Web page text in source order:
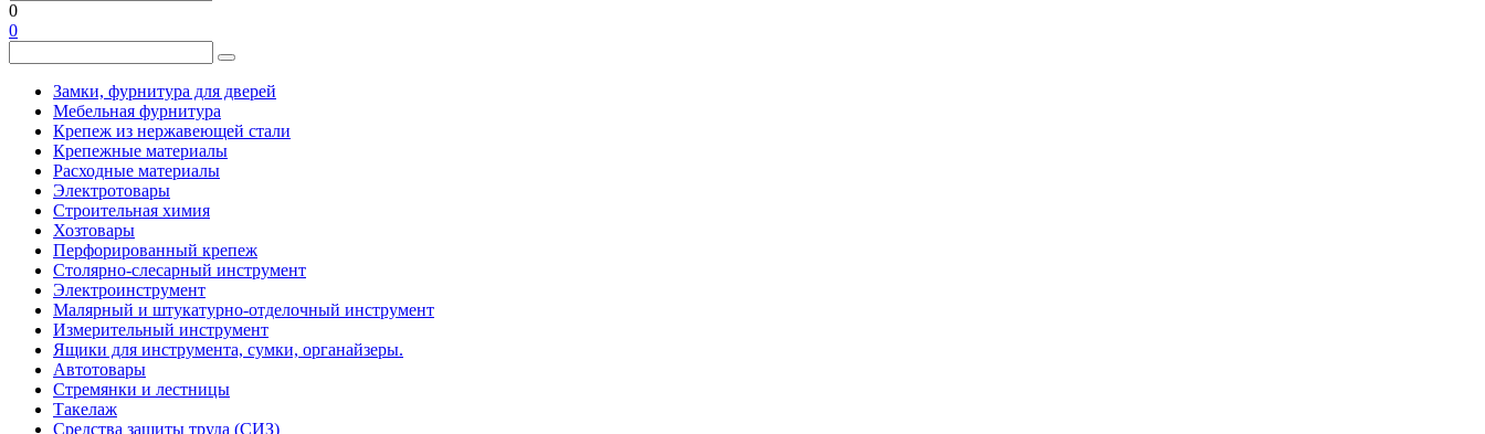
0
0
Замки, фурнитура для дверей
Мебельная фурнитура
Крепеж из нержавеющей стали
Крепежные материалы
Расходные материалы
Электротовары
Строительная химия
Хозтовары
Перфорированный крепеж
Столярно-слесарный инструмент
Электроинструмент
Малярный и штукатурно-отделочный инструмент
Измерительный инструмент
Ящики для инструмента, сумки, органайзеры.
Автотовары
Стремянки и лестницы
Такелаж
Средства защиты труда (СИЗ)